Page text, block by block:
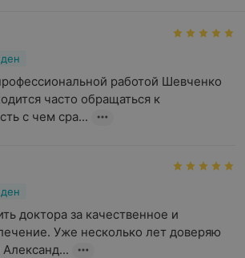
работой Шевченко
часто обращаться к
с чем сра...
доктора за качественное и
Уже несколько лет доверяю